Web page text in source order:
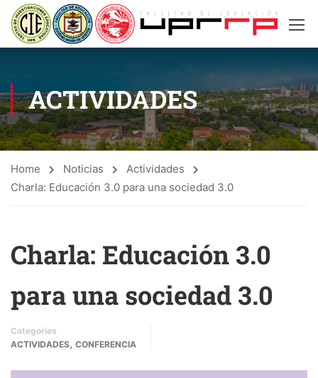
ACTIVIDADES
Home Noticias
Actividades
Charla: Educación 3.0 para una sociedad 3.0
Charla: Educación 3.0
para una sociedad 3.0
Categories
ACTIVIDADES, CONFERENCIA